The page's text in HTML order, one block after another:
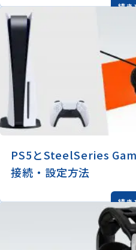
続き
PS5とSteelSeries
接続・設定方法
続き